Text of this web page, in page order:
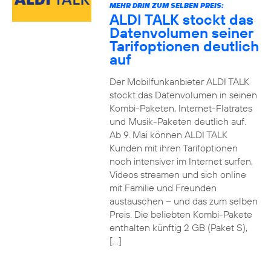
MEHR DRIN ZUM SELBEN PREIS:
ALDI TALK stockt das
Datenvolumen seiner
Tarifoptionen deutlich
auf
Der Mobilfunkanbieter ALDI TALK
stockt das Datenvolumen in seinen
Kombi-Paketen, Internet-Flatrates
und Musik-Paketen deutlich auf.
Ab 9. Mai können ALDI TALK
Kunden mit ihren Tarifoptionen
noch intensiver im Internet surfen,
Videos streamen und sich online
mit Familie und Freunden
austauschen – und das zum selben
Preis. Die beliebten Kombi-Pakete
enthalten künftig 2 GB (Paket S),
[…]